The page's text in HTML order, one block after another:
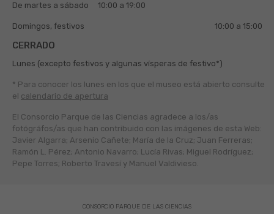
De martes a sábado 10:00 a 19:00
Domingos, festivos 10:00 a 15:00
CERRADO
Lunes (excepto festivos y algunas vísperas de festivo*)
* Para conocer los lunes en los que el museo está abierto consulte
el calendario de apertura
El Consorcio Parque de las Ciencias agradece a los/as
fotógráfos/as que han contribuido con las imágenes de esta Web:
Javier Algarra; Arsenio Cañete; María de la Cruz; Juan Ferreras;
Ramón L. Pérez; Antonio Navarro; Lucía Rivas; Miguel Rodríguez;
Pepe Torres; Roberto Travesí y Manuel Valdivieso.
CONSORCIO PARQUE DE LAS CIENCIAS